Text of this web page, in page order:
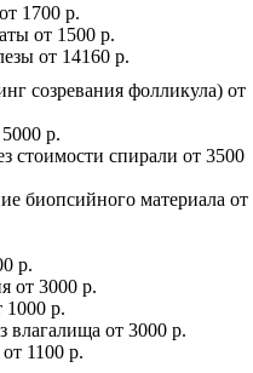
от 1700 р.
от 1500 р.
от 14160 р.
созревания фолликула) от
5000 р.
стоимости спирали от 3500
биопсийного материала от
р.
от 3000 р.
1000 р.
влагалища от 3000 р.
от 1100 р.